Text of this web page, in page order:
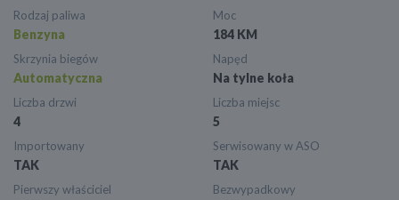
Rodzaj paliwa
Benzyna
Moc
184 KM
Skrzynia biegów
Automatyczna
Napęd
Na tylne koła
Liczba drzwi
4
Liczba miejsc
5
Importowany
TAK
Serwisowany w ASO
TAK
Pierwszy właściciel Bezwypadkowy